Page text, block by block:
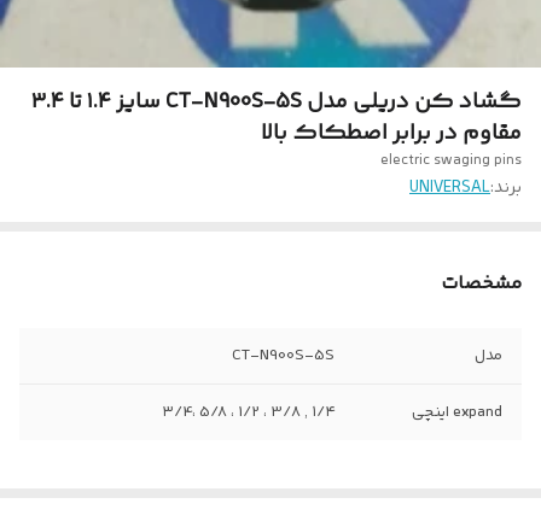
گشاد کن دریلی مدل CT-N900S-5S سایز ۱.۴ تا ۳.۴
مقاوم در برابر اصطکاک بالا
برند:UNIVERSAL
مشخصات
مدل CT-N900S-5S
expand اینچی ۱/۴ , 3/8 ، 1/2 ، 5/8 ،۳/4